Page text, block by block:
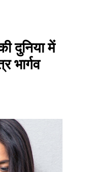
दुनिया में
भार्गव